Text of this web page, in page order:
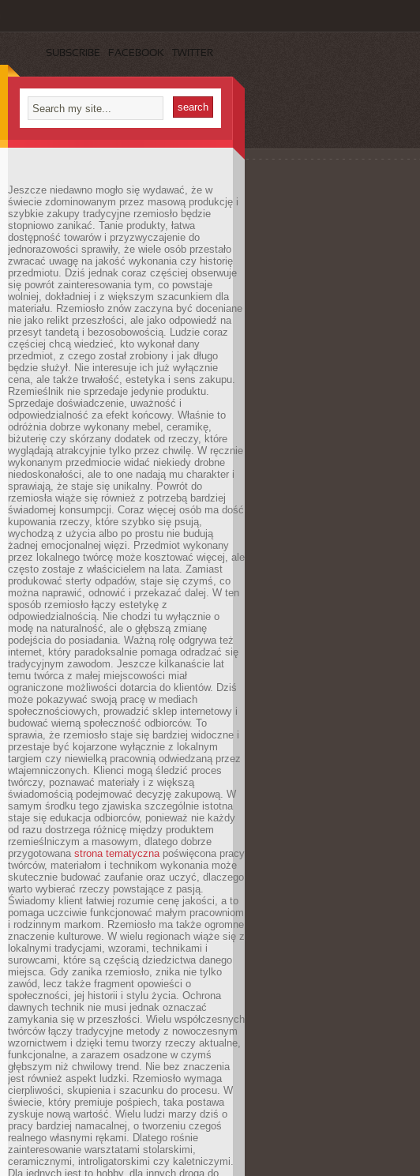
SUBSCRIBE FACEBOOK TWITTER
Jeszcze niedawno mogło się wydawać, że w
świecie zdominowanym przez masową produkcję i
szybkie zakupy tradycyjne rzemiosło będzie
stopniowo zanikać. Tanie produkty, łatwa
dostępność towarów i przyzwyczajenie do
jednorazowości sprawiły, że wiele osób przestało
zwracać uwagę na jakość wykonania czy historię
przedmiotu. Dziś jednak coraz częściej obserwuje
się powrót zainteresowania tym, co powstaje
wolniej, dokładniej i z większym szacunkiem dla
materiału. Rzemiosło znów zaczyna być doceniane
nie jako relikt przeszłości, ale jako odpowiedź na
przesyt tandetą i bezosobowością. Ludzie coraz
częściej chcą wiedzieć, kto wykonał dany
przedmiot, z czego został zrobiony i jak długo
będzie służył. Nie interesuje ich już wyłącznie
cena, ale także trwałość, estetyka i sens zakupu.
Rzemieślnik nie sprzedaje jedynie produktu.
Sprzedaje doświadczenie, uważność i
odpowiedzialność za efekt końcowy. Właśnie to
odróżnia dobrze wykonany mebel, ceramikę,
biżuterię czy skórzany dodatek od rzeczy, które
wyglądają atrakcyjnie tylko przez chwilę. W ręcznie
wykonanym przedmiocie widać niekiedy drobne
niedoskonałości, ale to one nadają mu charakter i
sprawiają, że staje się unikalny. Powrót do
rzemiosła wiąże się również z potrzebą bardziej
świadomej konsumpcji. Coraz więcej osób ma dość
kupowania rzeczy, które szybko się psują,
wychodzą z użycia albo po prostu nie budują
żadnej emocjonalnej więzi. Przedmiot wykonany
przez lokalnego twórcę może kosztować więcej, ale
często zostaje z właścicielem na lata. Zamiast
produkować sterty odpadów, staje się czymś, co
można naprawić, odnowić i przekazać dalej. W ten
sposób rzemiosło łączy estetykę z
odpowiedzialnością. Nie chodzi tu wyłącznie o
modę na naturalność, ale o głębszą zmianę
podejścia do posiadania. Ważną rolę odgrywa też
internet, który paradoksalnie pomaga odradzać się
tradycyjnym zawodom. Jeszcze kilkanaście lat
temu twórca z małej miejscowości miał
ograniczone możliwości dotarcia do klientów. Dziś
może pokazywać swoją pracę w mediach
społecznościowych, prowadzić sklep internetowy i
budować wierną społeczność odbiorców. To
sprawia, że rzemiosło staje się bardziej widoczne i
przestaje być kojarzone wyłącznie z lokalnym
targiem czy niewielką pracownią odwiedzaną przez
wtajemniczonych. Klienci mogą śledzić proces
twórczy, poznawać materiały i z większą
świadomością podejmować decyzję zakupową. W
samym środku tego zjawiska szczególnie istotna
staje się edukacja odbiorców, ponieważ nie każdy
od razu dostrzega różnicę między produktem
rzemieślniczym a masowym, dlatego dobrze
przygotowana strona tematycznapoświęcona pracy
twórców, materiałom i technikom wykonania może
skutecznie budować zaufanie oraz uczyć, dlaczego
warto wybierać rzeczy powstające z pasją.
Świadomy klient łatwiej rozumie cenę jakości, a to
pomaga uczciwie funkcjonować małym pracowniom
i rodzinnym markom. Rzemiosło ma także ogromne
znaczenie kulturowe. W wielu regionach wiąże się z
lokalnymi tradycjami, wzorami, technikami i
surowcami, które są częścią dziedzictwa danego
miejsca. Gdy zanika rzemiosło, znika nie tylko
zawód, lecz także fragment opowieści o
społeczności, jej historii i stylu życia. Ochrona
dawnych technik nie musi jednak oznaczać
zamykania się w przeszłości. Wielu współczesnych
twórców łączy tradycyjne metody z nowoczesnym
wzornictwem i dzięki temu tworzy rzeczy aktualne,
funkcjonalne, a zarazem osadzone w czymś
głębszym niż chwilowy trend. Nie bez znaczenia
jest również aspekt ludzki. Rzemiosło wymaga
cierpliwości, skupienia i szacunku do procesu. W
świecie, który premiuje pośpiech, taka postawa
zyskuje nową wartość. Wielu ludzi marzy dziś o
pracy bardziej namacalnej, o tworzeniu czegoś
realnego własnymi rękami. Dlatego rośnie
zainteresowanie warsztatami stolarskimi,
ceramicznymi, introligatorskimi czy kaletniczymi.
Dla jednych jest to hobby, dla innych droga do